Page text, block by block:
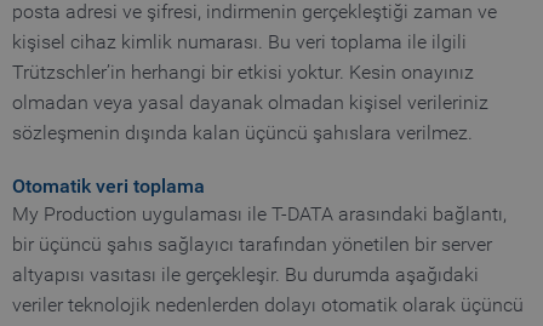
posta adresi ve şifresi, indirmenin gerçekleştiği zaman ve
kişisel cihaz kimlik numarası. Bu veri toplama ile ilgili
Trützschler’in herhangi bir etkisi yoktur. Kesin onayınız
olmadan veya yasal dayanak olmadan kişisel verileriniz
sözleşmenin dışında kalan üçüncü şahıslara verilmez.
Otomatik veri toplama
My Production uygulaması ile T-DATA arasındaki bağlantı,
bir üçüncü şahıs sağlayıcı tarafından yönetilen bir server
altyapısı vasıtası ile gerçekleşir. Bu durumda aşağıdaki
veriler teknolojik nedenlerden dolayı otomatik olarak üçüncü